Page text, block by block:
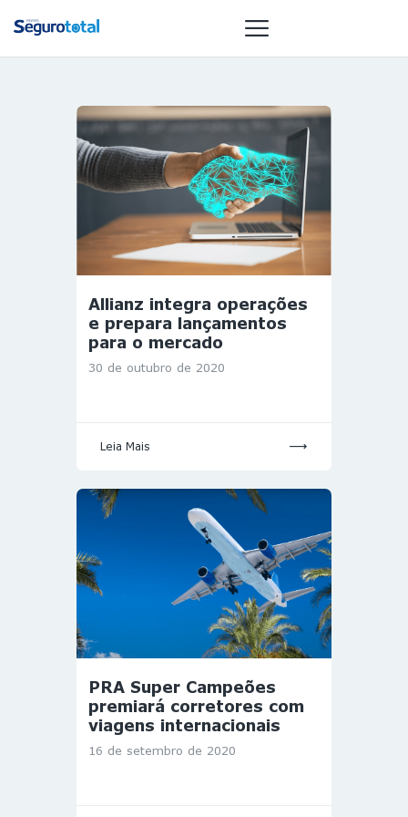
NOTÍCIAS
REVISTA
ESPECIAIS
GAIVOTA DE
OURO
ST SUMMIT
GESTORAS
HOMEST
HOME
Allianz integra operações
e prepara lançamentos
para o mercado
30 de outubro de 2020
Leia Mais
PRA Super Campeões
premiará corretores com
viagens internacionais
16 de setembro de 2020